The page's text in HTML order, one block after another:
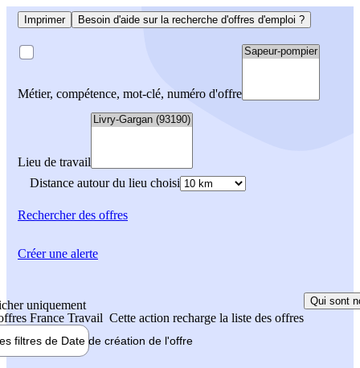
Imprimer Besoin d'aide sur la recherche d'offres d'emploi ?
Métier, compétence, mot-clé, numéro d'offre
Lieu de travail
Distance autour du lieu choisi
Rechercherdes offres
uniquement
France Travail Cette action recharge la liste des offres
Qui sont
filtres de Date de création de l'offre
Créer une alerte